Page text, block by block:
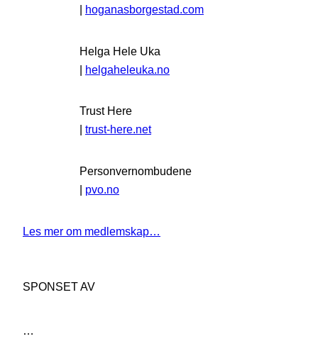
| hoganasborgestad.com
Helga Hele Uka
| helgaheleuka.no
Trust Here
trust-here.net
Personvernombudene
| pvo.no
Les mer om medlemskap…
SPONSET AV
…